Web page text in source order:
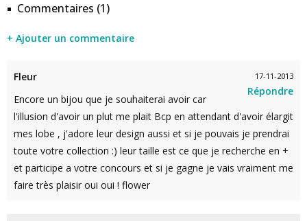
Commentaires (1)
+ Ajouter un commentaire
17-11-2013
Répondre
Fleur
Encore un bijou que je souhaiterai avoir car
l'illusion d'avoir un plut me plait Bcp en attendant d'avoir élargit
mes lobe , j'adore leur design aussi et si je pouvais je prendrai
toute votre collection :) leur taille est ce que je recherche en +
et participe a votre concours et si je gagne je vais vraiment me
faire très plaisir oui oui ! flower